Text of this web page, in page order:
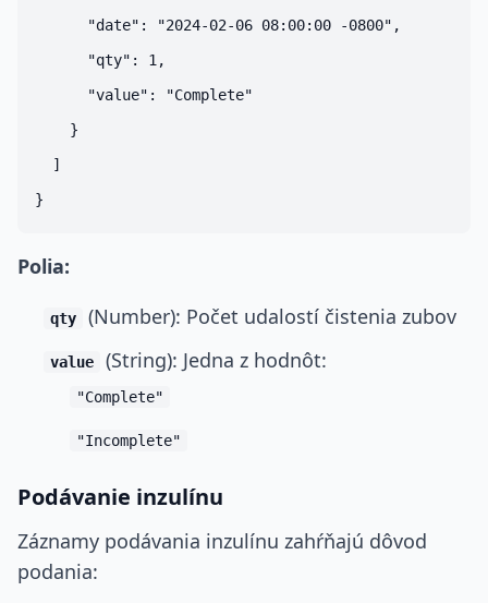
      "date": "2024-02-06 08:00:00 -0800",
      "qty": 1,
      "value": "Complete"
    }
  ]
Polia:
qty (Number): Počet udalostí čistenia zubov
value (String): Jedna z hodnôt:
"Complete"
"Incomplete"
Podávanie inzulínu
Záznamy podávania inzulínu zahŕňajú dôvod
podania: